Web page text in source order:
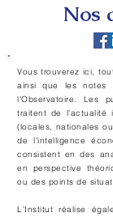
Nos
Vous trouverez ici,
ainsi que les notes
l'Observatoire. Les
traitent de l'actualité
(locales, nationales
de l'intelligence
consistent en des
en perspective
ou des points de
L'Institut réalise